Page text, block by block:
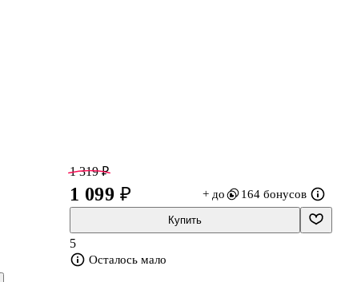
1 319 ₽
1 099 ₽ + до 164 бонусов
Купить
5
Осталось мало